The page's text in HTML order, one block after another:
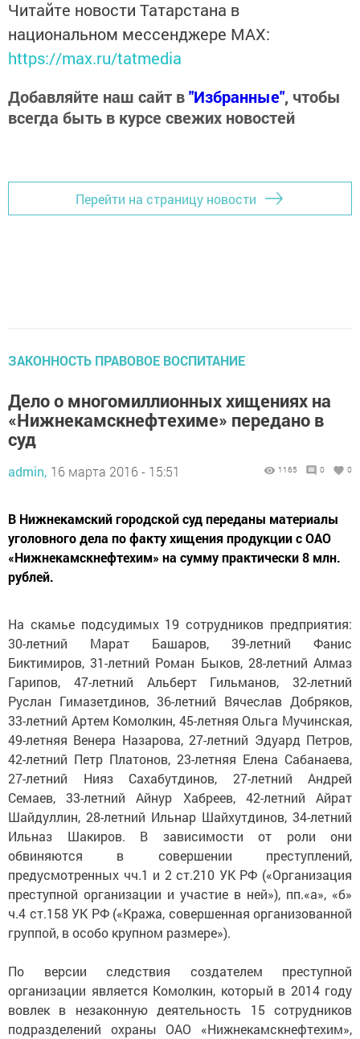
Читайте новости Татарстана в
национальном мессенджере MАХ:
https://max.ru/tatmedia
Добавляйте наш сайт в"Избранные", чтобы
всегда быть в курсе свежих новостей
Перейти на страницу новости
ЗАКОННОСТЬ ПРАВОВОЕ ВОСПИТАНИЕ
Дело о многомиллионных хищениях на
«Нижнекамскнефтехиме» передано в
суд
admin, 16 марта 2016 - 15:51 1165 0 0
В Нижнекамский городской суд переданы материалы
уголовного дела по факту хищения продукции с ОАО
«Нижнекамскнефтехим» на сумму практически 8 млн.
рублей.
На скамье подсудимых 19 сотрудников предприятия:
30-летний Марат Башаров, 39-летний Фанис
Биктимиров, 31-летний Роман Быков, 28-летний Алмаз
Гарипов, 47-летний Альберт Гильманов, 32-летний
Руслан Гимазетдинов, 36-летний Вячеслав Добряков,
33-летний Артем Комолкин, 45-летняя Ольга Мучинская,
49-летняя Венера Назарова, 27-летний Эдуард Петров,
42-летний Петр Платонов, 23-летняя Елена Сабанаева,
27-летний Нияз Сахабутдинов, 27-летний Андрей
Семаев, 33-летний Айнур Хабреев, 42-летний Айрат
Шайдуллин, 28-летний Ильнар Шайхутдинов, 34-летний
Ильназ Шакиров. В зависимости от роли они
обвиняются в совершении преступлений,
предусмотренных чч.1 и 2 ст.210 УК РФ («Организация
преступной организации и участие в ней»), пп.«а», «б»
ч.4 ст.158 УК РФ («Кража, совершенная организованной
группой, в особо крупном размере»).
По версии следствия создателем преступной
организации является Комолкин, который в 2014 году
вовлек в незаконную деятельность 15 сотрудников
подразделений охраны ОАО «Нижнекамскнефтехим»,